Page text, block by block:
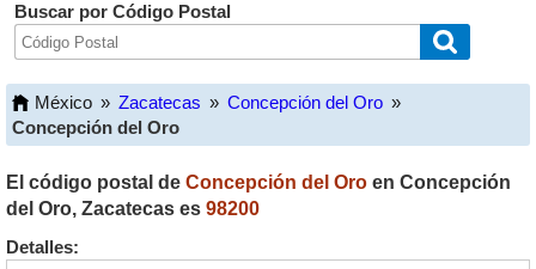
Buscar por Código Postal
México » Zacatecas » Concepción del Oro »
Concepción del Oro
El código postal de Concepción del Oro en Concepción
del Oro, Zacatecas es 98200
Detalles: